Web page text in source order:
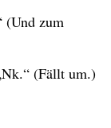
(Und zum
(Fällt um.)